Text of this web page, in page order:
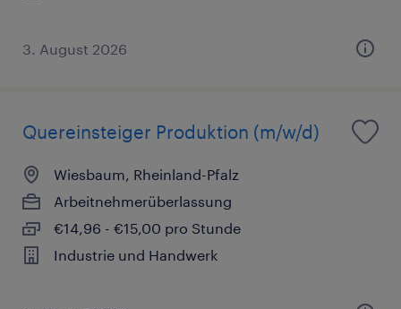
3. August 2026
Quereinsteiger Produktion (m/w/d)
Wiesbaum, Rheinland-Pfalz
Arbeitnehmerüberlassung
€14,96 - €15,00 pro Stunde
Industrie und Handwerk